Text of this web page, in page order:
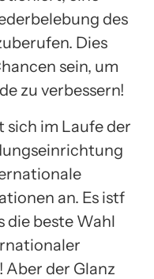
des
Dies
sein, um
zu verbessern!
sich im Laufe der
an. Es istf
die beste Wahl
der Glanz